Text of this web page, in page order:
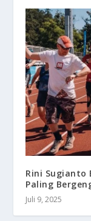
Rini Sugianto
Paling
Juli 9, 2025